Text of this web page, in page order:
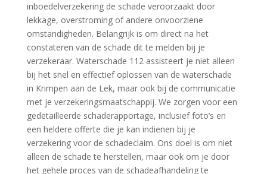
inboedelverzekering de schade veroorzaakt door
lekkage, overstroming of andere onvoorziene
omstandigheden.​ Belangrijk is om direct na het
constateren van de schade dit te melden bij je
verzekeraar.​ Waterschade 112 assisteert je niet alleen
bij het snel en effectief oplossen van de waterschade
in Krimpen aan de Lek, maar ook bij de communicatie
met je verzekeringsmaatschappij.​ We zorgen voor een
gedetailleerde schaderapportage, inclusief foto’s en
een heldere offerte die je kan indienen bij je
verzekering voor de schadeclaim.​ Ons doel is om niet
alleen de schade te herstellen, maar ook om je door
het gehele proces van de schadeafhandeling te